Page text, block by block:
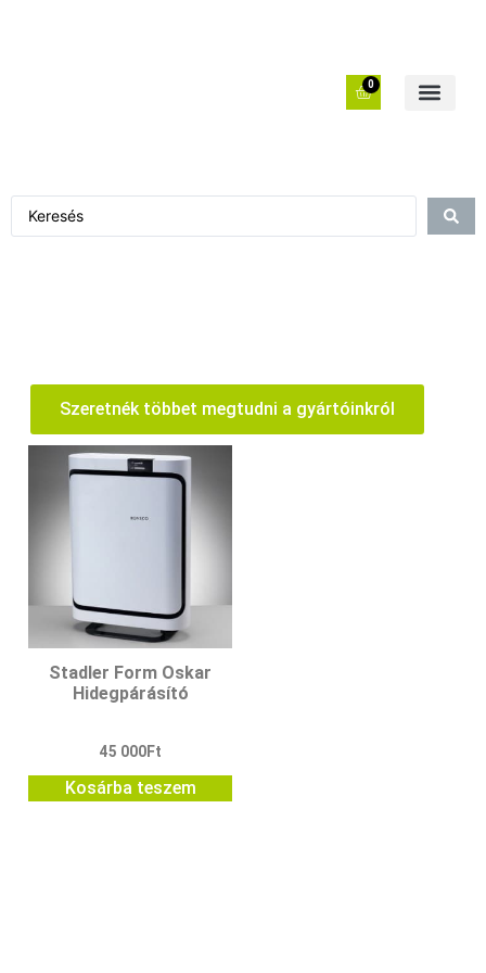
0
Szeretnék többet megtudni a gyártóinkról
Stadler Form Oskar
Hidegpárásító
45 000Ft
Kosárba teszem